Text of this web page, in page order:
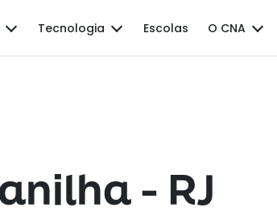
Tecnologia Escolas O CNA
- RJ